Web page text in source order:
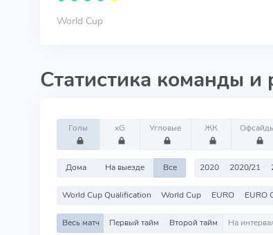
World Cup
Статистика команды и
Голы xG Угловые ЖК
Дома На выезде Все 2020 2020/21
World Cup Qualification World Cup EURO EURO
Весь матч Первый тайм Второй тайм